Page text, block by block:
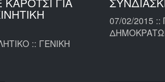
:: ΓΕΝΙΚΗ
07/02/2015